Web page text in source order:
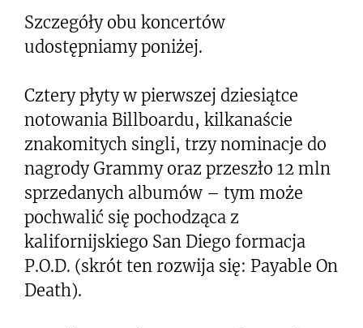
Szczegóły obu koncertów
udostępniamy poniżej.
Cztery płyty w pierwszej dziesiątce
notowania Billboardu, kilkanaście
znakomitych singli, trzy nominacje do
nagrody Grammy oraz przeszło 12 mln
sprzedanych albumów – tym może
pochwalić się pochodząca z
kalifornijskiego San Diego formacja
P.O.D. (skrót ten rozwija się: Payable On
Death).